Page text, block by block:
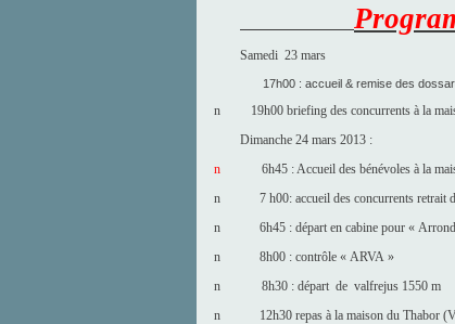
Samedi 23 mars
17h00 : accueil & remise des
n
19h00 briefing des concurrents à la
Dimanche 24 mars 2013 :
n
6h45 : Accueil des bénévoles à la
n
7 h00: accueil des concurrents retrait
n
6h45 : départ en cabine pour «
n
8h00 : contrôle « ARVA »
n
8h30 : départ de valfrejus 1550 m
n
12h30 repas à la maison du Thabor